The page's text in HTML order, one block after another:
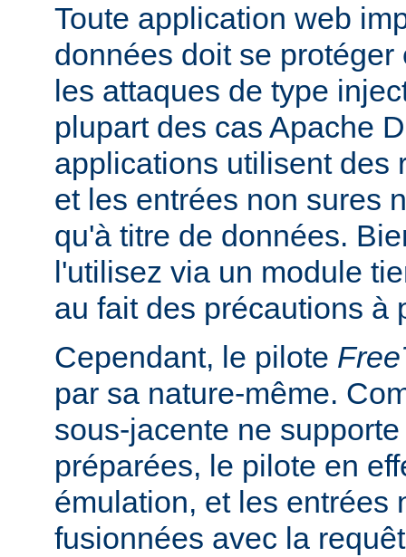
Toute application web
données doit se
les attaques de type
plupart des cas Apache
applications utilisent des
et les entrées non sures
qu'à titre de données.
l'utilisez via un module
au fait des précautions à
Cependant, le pilote
par sa nature-même.
sous-jacente ne
préparées, le pilote en
émulation, et les entrées
fusionnées avec la